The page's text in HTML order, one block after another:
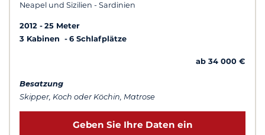
Neapel und Sizilien - Sardinien
2012
25 Meter
3 Kabinen
6 Schlafplätze
ab 34 000 €
Besatzung
Skipper, Koch oder Köchin, Matrose
Geben Sie Ihre Daten ein